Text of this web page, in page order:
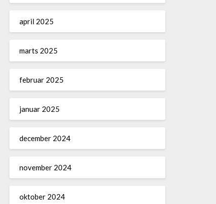
april 2025
marts 2025
februar 2025
januar 2025
december 2024
november 2024
oktober 2024